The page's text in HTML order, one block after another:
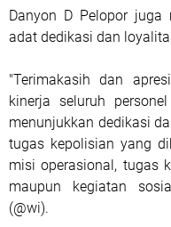
Danyon D Pelopor juga
adat dedikasi dan
"Terimakasih dan
kinerja seluruh
menunjukkan dedikasi
tugas kepolisian yang
misi operasional, tugas
maupun kegiatan
(@wi).